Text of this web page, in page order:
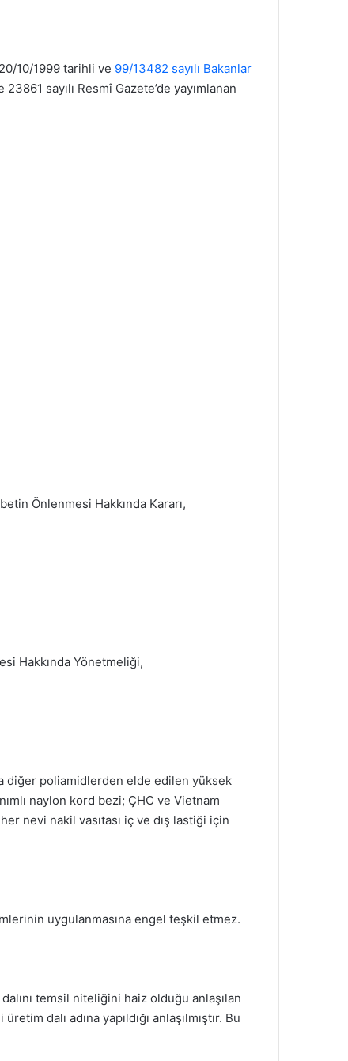
10/1999 tarihli ve 99/13482 sayılı Bakanlar
sayılı Resmî Gazete’de yayımlanan
Önlenmesi Hakkında Kararı,
Hakkında Yönetmeliği,
diğer poliamidlerden elde edilen yüksek
naylon kord bezi; ÇHC ve Vietnam
nevi nakil vasıtası iç ve dış lastiği için
uygulanmasına engel teşkil etmez.
temsil niteliğini haiz olduğu anlaşılan
dalı adına yapıldığı anlaşılmıştır. Bu